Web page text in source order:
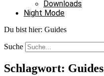
Downloads
Night Mode
Du bist hier: Guides
Suche
Schlagwort: Guides